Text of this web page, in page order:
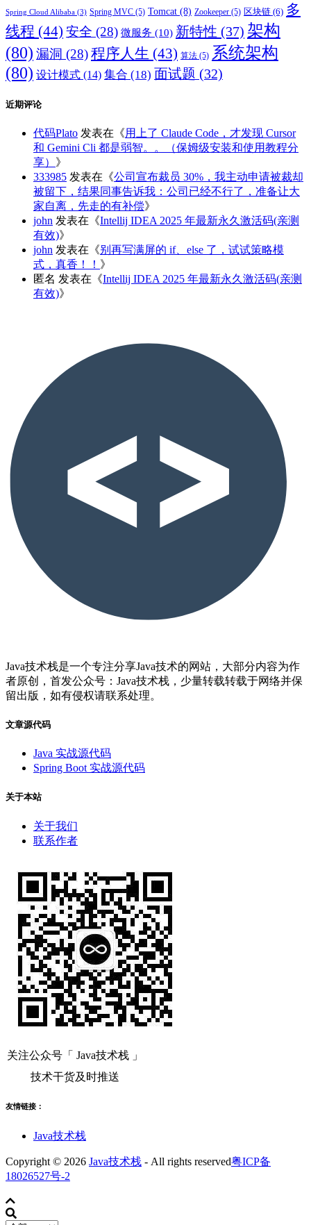
Spring Cloud Alibaba (3) Spring MVC (5) Tomcat (8) Zookeeper (5) 区块链 (6) 多
线程 (44) 安全 (28) 微服务 (10) 新特性 (37) 架构
(80) 漏洞 (28)程序人生 (43) 算法 (5) 系统架构
(80) 设计模式 (14) 集合 (18) 面试题 (32)
近期评论
代码Plato 发表在《用上了 Claude Code，才发现 Cursor
和 Gemini Cli 都是弱智。。（保姆级安装和使用教程分
享） 》
333985 发表在《公司宣布裁员 30%，我主动申请被裁却
被留下，结果同事告诉我：公司已经不行了，准备让大
家自离，先走的有补偿》
john 发表在《Intellij IDEA 2025 年最新永久激活码(亲测
有效)》
john 发表在《别再写满屏的 if、else 了，试试策略模
式，真香！！ 》
匿名 发表在《Intellij IDEA 2025 年最新永久激活码(亲测
有效)》
Java技术栈是一个专注分享Java技术的网站，大部分内容为作
者原创，首发公众号：Java技术栈，少量转载转载于网络并保
留出版，如有侵权请联系处理。
文章源代码
Java 实战源代码
Spring Boot 实战源代码
关于本站
关于我们
联系作者
关注公众号「 Java技术栈 」
技术干货及时推送
友情链接：
Java技术栈
Copyright © 2026 Java技术栈 - All rights reserved粤ICP备
18026527号-2